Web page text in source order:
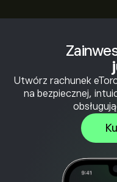
Utwórz rachunek
na bezpiecznej,